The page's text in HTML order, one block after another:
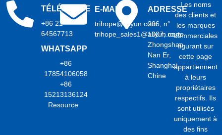
TÉLÉPHONE
+86 21
64567713
WHATSAPP
+86
17854106058
+86
15213136124
Resource
E-MAIL
trihope@aliyun.com
trihope_sales1@aliyun.com
ADRESSE
206, n°
1007, route
Zhongshan
Nan Er,
Shanghai,
Chine
Les noms
des clients et
les marques
commerciales
figurant sur
cette page
appartiennent
à leurs
propriétaires
respectifs. Ils
sont utilisés
uniquement à
des fins